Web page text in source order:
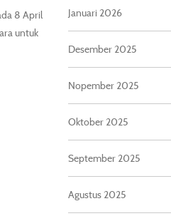
8 April
untuk
Januari 2026
Desember 2025
Nopember 2025
Oktober 2025
September 2025
Agustus 2025